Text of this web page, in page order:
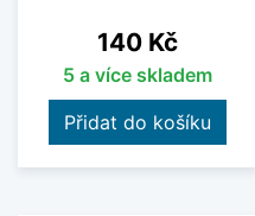
Cena
140 Kč
5 a více skladem
Přidat do košíku